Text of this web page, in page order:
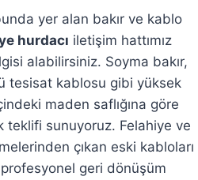
yer alan bakır ve kablo
hurdacı iletişim hattımız
alabilirsiniz. Soyma bakır,
tesisat kablosu gibi yüksek
maden saflığına göre
teklifi sunuyoruz. Felahiye ve
çıkan eski kabloları
geri dönüşüm